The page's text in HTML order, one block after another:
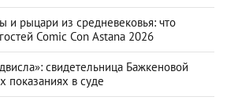
и рыцари из средневековья: что
Comic Con Astana 2026
свидетельница Бажкеновой
показаниях в суде